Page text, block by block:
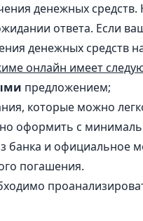
денежных
ответа. Если
денежных средств
онлайн имеет
предложением;
которые можно
оформить с
банка и официальное
погашения.